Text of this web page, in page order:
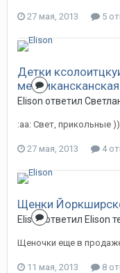
27 мая, 2013 5
Детки
Elison ответил
:aa: Свет, прикольные
27 мая, 2013 4
Щенки
Elisonответил Elison
Щеночки еще в
11 мая, 2013 8